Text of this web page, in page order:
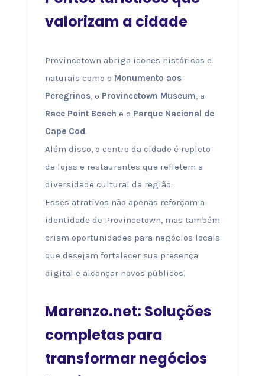
valorizam a cidade
Provincetown abriga ícones históricos e
naturais como o Monumento aos
Peregrinos, o Provincetown Museum, a
Race Point Beach e o Parque Nacional de
Cape Cod.
Além disso, o centro da cidade é repleto
de lojas e restaurantes que refletem a
diversidade cultural da região.
Esses atrativos não apenas reforçam a
identidade de Provincetown, mas também
criam oportunidades para negócios locais
que desejam fortalecer sua presença
digital e alcançar novos públicos.
Marenzo.net: Soluções
completas para
transformar negócios